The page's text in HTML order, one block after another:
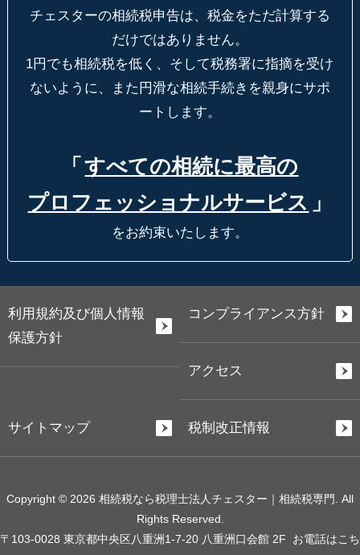
チェスターの相続税申告は、税金をただ計算する
だけではありません。
1円でも相続税を低く、そして税務署に指摘を受け
ないように、
また円滑な相続手続きを親身にサポ
ートします。
「 すべての相続に最高の
プロフェッショナルサービス 」
をお約束いたします。
利用規約及び個人情報
保護方針
コンプライアンス方針
アクセス
サイトマップ 税制改正情報
Copyright © 2026 相続税なら税理士法人チェスター｜相続税専門. All
Rights Reserved.
〒103-0028 東京都中央区八重洲1-7-20 八重洲口会館 2F お電話はこち